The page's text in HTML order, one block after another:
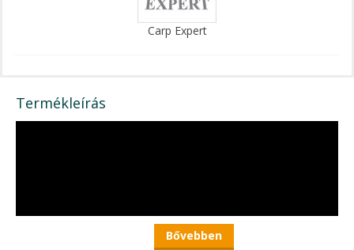
Carp Expert
Termékleírás
Bővebben